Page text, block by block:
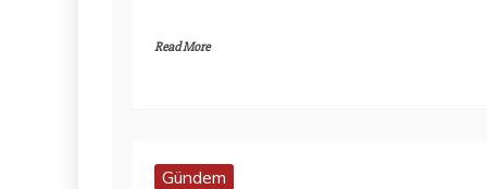
Read More
Gündem